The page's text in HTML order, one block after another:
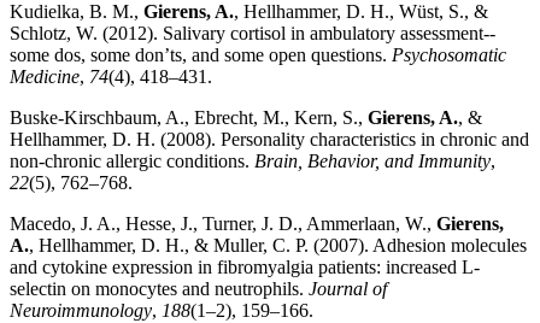
Kudielka, B. M., Gierens, A., Hellhammer, D. H., Wüst, S., &
Schlotz, W. (2012). Salivary cortisol in ambulatory assessment--
some dos, some don’ts, and some open questions. Psychosomatic
Medicine, 74(4), 418–431.
Buske-Kirschbaum, A., Ebrecht, M., Kern, S., Gierens, A., &
Hellhammer, D. H. (2008). Personality characteristics in chronic and
non-chronic allergic conditions. Brain, Behavior, and Immunity,
22(5), 762–768.
Macedo, J. A., Hesse, J., Turner, J. D., Ammerlaan, W., Gierens,
A., Hellhammer, D. H., & Muller, C. P. (2007). Adhesion molecules
and cytokine expression in fibromyalgia patients: increased L-
selectin on monocytes and neutrophils. Journal of
Neuroimmunology, 188(1–2), 159–166.